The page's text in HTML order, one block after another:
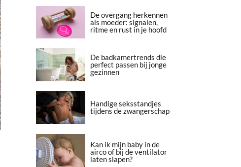
De overgang herkennen
als moeder: signalen,
ritme en rust in je hoofd
De badkamertrends die
perfect passen bij jonge
gezinnen
Handige seksstandjes
tijdens de zwangerschap
Kan ik mijn baby in de
airco of bij de ventilator
laten slapen?